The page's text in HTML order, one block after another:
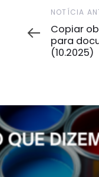
Notícia
Anterior
NOTÍCIA
Copiar
para
(10.2025)